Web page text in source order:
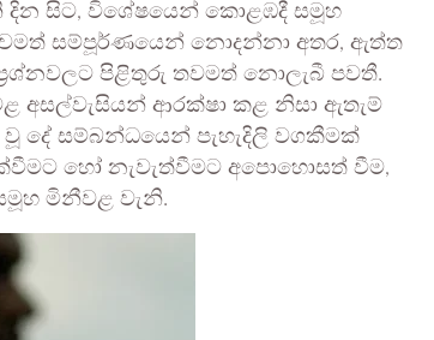
දින සිට, විශේෂයෙන් කොළඹදී සමූහ
සම්පූර්ණයෙන් නොදන්නා අතර, ඇත්ත
පිළිතුරු තවමත් නොලැබී පවතී.
අසල්වැසියන් ආරක්ෂා කළ නිසා ඇතැම්
වූ දේ සම්බන්ධයෙන් පැහැදිලි වගකීමක්
හෝ නැවැත්වීමට අපොහොසත් වීම,
මිනීවළ වැනි.